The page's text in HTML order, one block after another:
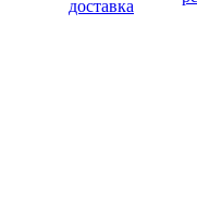
доставка